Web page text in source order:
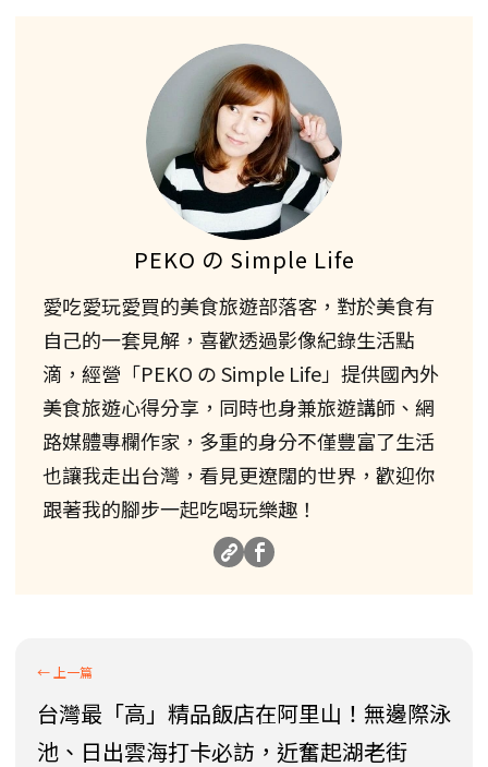
PEKO の Simple Life
愛吃愛玩愛買的美食旅遊部落客，對於美食有
自己的一套見解，喜歡透過影像紀錄生活點
滴，經營「PEKO の Simple Life」提供國內外
美食旅遊心得分享，同時也身兼旅遊講師、網
路媒體專欄作家，多重的身分不僅豐富了生活
也讓我走出台灣，看見更遼闊的世界，歡迎你
跟著我的腳步一起吃喝玩樂趣！
台灣最「高」精品飯店在阿里山！無邊際泳
池、日出雲海打卡必訪，近奮起湖老街